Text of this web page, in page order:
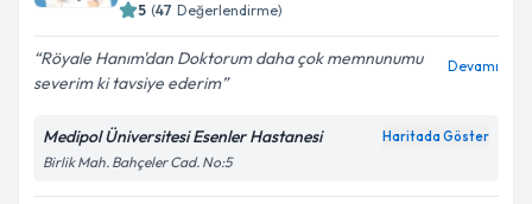
5 (47 Değerlendirme)
Röyale Hanım'dan Doktorum daha çok memnunumu
severim ki tavsiye ederim
Devamı
Medipol Üniversitesi Esenler Hastanesi Haritada Göster
Birlik Mah. Bahçeler Cad. No:5